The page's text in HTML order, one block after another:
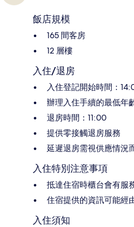
飯店規模
165 間客房
12 層樓
入住/退房
入住登記開始時間：
辦理入住手續的最低年
退房時間：11:00
提供零接觸退房服務
延遲退房需視供應情況
入住特別注意事項
抵達住宿時櫃台會有服
住宿提供的資訊可能經
入住須知